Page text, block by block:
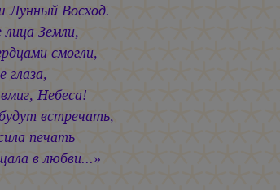
Лунный Восход.
Земли,
смогли,
глаза,
Небеса!
встречать,
печать
в любви...»